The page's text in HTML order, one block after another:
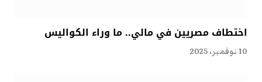
اختطاف مصريين في مالي.. ما وراء الكواليس
10 نوفمبر، 2025